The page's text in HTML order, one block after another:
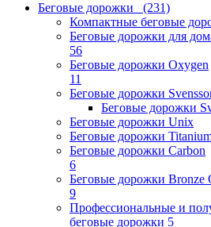
Беговые дорожки (231)
Компактные беговые
Беговые дорожки для
56
Беговые дорожки Oxygen
11
Беговые дорожки
Беговые дорожки
Беговые дорожки Unix
Беговые дорожки
Беговые дорожки Carbon
6
Беговые дорожки Bronze
9
Профессиональные и
беговые дорожки 5